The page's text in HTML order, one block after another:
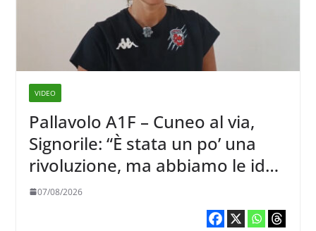
VIDEO
Pallavolo A1F – Cuneo al via,
Signorile: “È stata un po’ una
rivoluzione, ma abbiamo le idee
chiare siu cosa vogliamo fare”
07/08/2026